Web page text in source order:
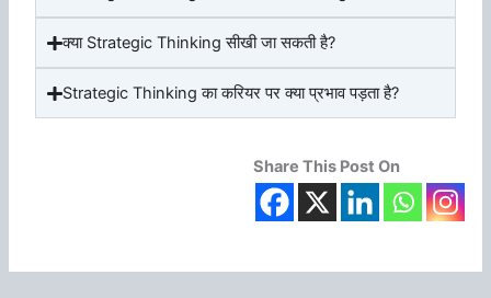
क्या Strategic Thinking सीखी जा सकती है?
Strategic Thinking का करियर पर क्या प्रभाव पड़ता है?
Share This Post On